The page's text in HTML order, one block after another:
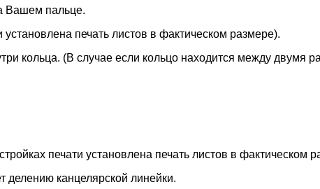
Вашем пальце.
печать листов в фактическом размере).
кольца. (В случае если кольцо находится между двумя
печати установлена печать листов в фактическом
делению канцелярской линейки.